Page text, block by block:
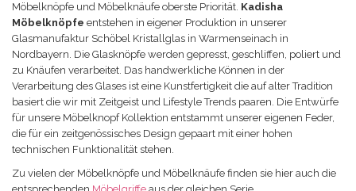
Möbelknöpfe und Möbelknäufe oberste Priorität. Kadisha
Möbelknöpfe entstehen in eigener Produktion in unserer
Glasmanufaktur Schöbel Kristallglas in Warmenseinach in
Nordbayern. Die Glasknöpfe werden gepresst, geschliffen, poliert und
zu Knäufen verarbeitet. Das handwerkliche Können in der
Verarbeitung des Glases ist eine Kunstfertigkeit die auf alter Tradition
basiert die wir mit Zeitgeist und Lifestyle Trends paaren. Die Entwürfe
für unsere Möbelknopf Kollektion entstammt unserer eigenen Feder,
die für ein zeitgenössisches Design gepaart mit einer hohen
technischen Funktionalität stehen.
Zu vielen der Möbelknöpfe und Möbelknäufe finden sie hier auch die